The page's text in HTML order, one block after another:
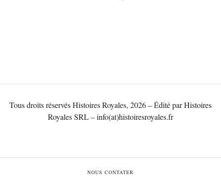
Tous droits réservés Histoires Royales, 2026 – Édité par Histoires
Royales SRL – info(at)histoiresroyales.fr
NOUS CONTATER